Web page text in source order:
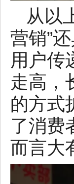
从以
营销”
用户传
走高，
的方式
了消费
而言大